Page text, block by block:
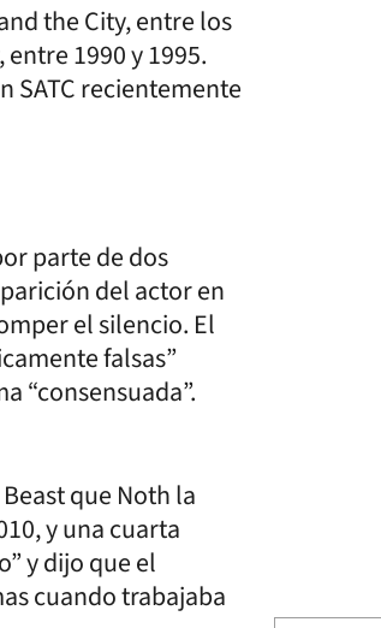
the City, entre los
1990 y 1995.
SATC recientemente
parte de dos
del actor en
el silencio. El
falsas”
“consensuada”.
que Noth la
y una cuarta
y dijo que el
cuando trabajaba